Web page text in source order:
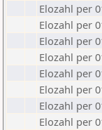
Elozahl per
Elozahl per
Elozahl per
Elozahl per
Elozahl per
Elozahl per
Elozahl per
Elozahl per